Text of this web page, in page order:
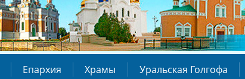
Епархия Храмы Уральская Голгофа